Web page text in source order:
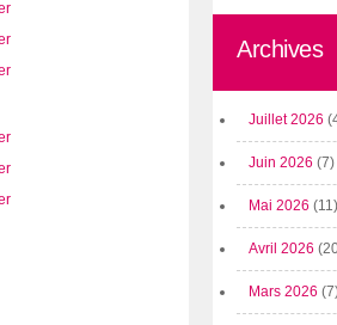
Archives
Juillet 2026
Juin 2026 (7)
Mai 2026 (11)
Avril 2026
Mars 2026